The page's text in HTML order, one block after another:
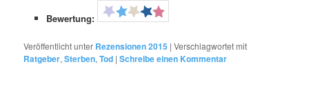
Bewertung:
Veröffentlicht unter Rezensionen 2015 |Verschlagwortet mit
Ratgeber,Sterben,Tod |Schreibe einen Kommentar